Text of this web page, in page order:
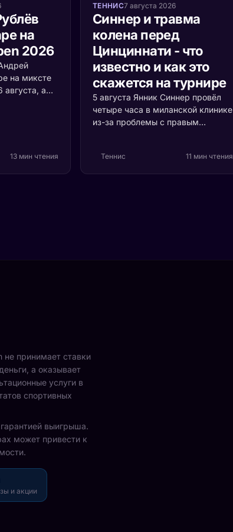
на
2026
на миксте
а
13 мин чтения
ТЕННИС7 августа 2026
Синнер и травма
колена перед
Цинциннати - что
известно и как это
скажется на турнире
5 августа Янник Синнер провёл
четыре часа в миланской клинике
из-за проблемы с правым
серьёзно и кто выигрывает, если
Теннис 11 мин чтения
принимает ставки
а оказывает
услуги в
спортивных
выигрыша.
может привести к
и акции